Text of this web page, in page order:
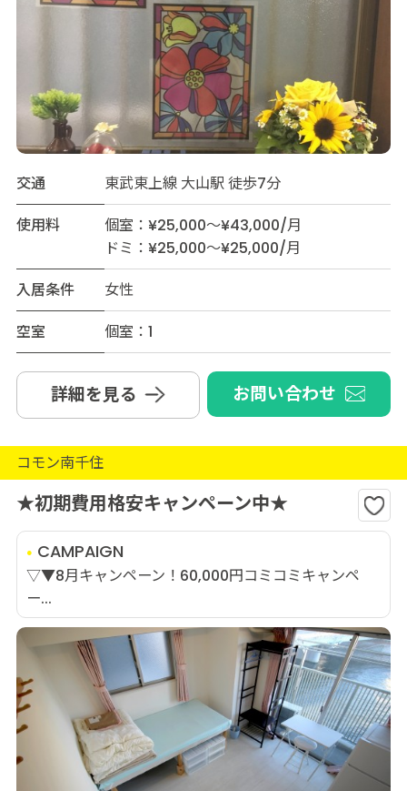
交通
東武東上線 大山駅 徒歩7分
使用料
個室：¥25,000～¥43,000/月
ドミ：¥25,000～¥25,000/月
入居条件
女性
空室
個室：1
詳細を見る お問い合わせ
コモン南千住
★初期費用格安キャンペーン中★
CAMPAIGN
▽▼8月キャンペーン！60,000円コミコミキャンペ
ー...